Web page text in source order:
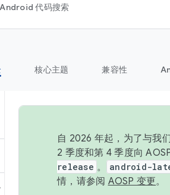
Android 代码搜索
核心主题 兼容性
自 2026 年起，为了与我
2 季度和第 4 季度向
release 。 android-
情，请参阅 AOSP 变更。